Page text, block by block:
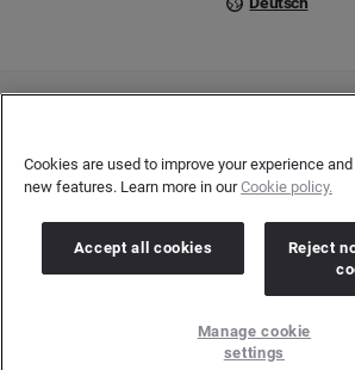
Umsatzsteuer-Identifikationsnummer:
Cookies are used to improve your experience
new features. Learn more in ourCookie policy.
Accept all cookies
Reject
Manage cookie
settings